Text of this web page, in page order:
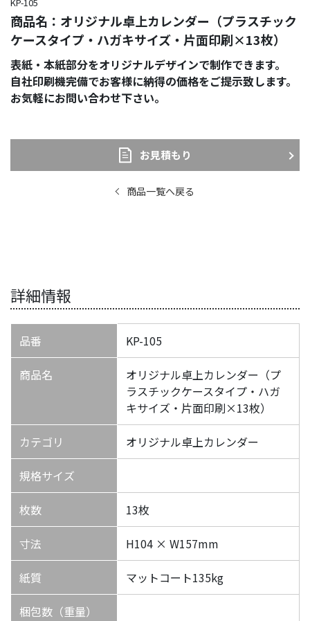
KP-105
商品名：オリジナル卓上カレンダー（プラスチック
ケースタイプ・ハガキサイズ・片面印刷×13枚）
表紙・本紙部分をオリジナルデザインで制作できます。
自社印刷機完備でお客様に納得の価格をご提示致します。
お気軽にお問い合わせ下さい。
お見積もり
商品一覧へ戻る
詳細情報
品番 KP-105
商品名
オリジナル卓上カレンダー（プ
ラスチックケースタイプ・ハガ
キサイズ・片面印刷×13枚）
カテゴリ オリジナル卓上カレンダー
規格サイズ
枚数 13枚
寸法 H104 × W157mm
紙質 マットコート135kg
梱包数（重量）